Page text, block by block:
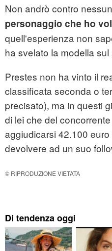
Non andrò contro
personaggio che ho
quell'esperienza non
ha svelato la modella
Prestes non ha vinto il
classificata seconda o
precisato), ma in questi
di lei che del
aggiudicarsi 42.100
devolvere ad un suo
© RIPRODUZIONE VIETATA
Di tendenza oggi